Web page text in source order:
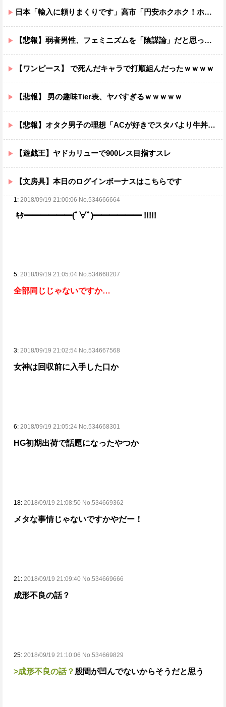
日本「輸入に頼りまくりです」高市「円安ホクホク！ホクホクゥ！」←
【悲報】弱者男性、フェミニズムを「陰謀論」だと思っていたｗｗｗｗ
【ワンピース】 で死んだキャラで打順組んだったｗｗｗｗ
【悲報】 男の趣味Tier表、ヤバすぎるｗｗｗｗｗ
【悲報】オタク男子の理想「ACが好きでスタバより牛丼屋に行きたがる女」、この銀河に1人も存在しないｗｗｗｗ
【遊戯王】ヤドカリューで900レス目指すスレ
【文房具】本日のログインボーナスはこちらです
1: 2018/09/19 21:00:06 No.534666664
ｷﾀ━━━━━━(ﾟ∀ﾟ)━━━━━━ !!!!!
5: 2018/09/19 21:05:04 No.534668207
全部同じじゃないですか…
3: 2018/09/19 21:02:54 No.534667568
女神は回収前に入手した口か
6: 2018/09/19 21:05:24 No.534668301
HG初期出荷で話題になったやつか
18: 2018/09/19 21:08:50 No.534669362
メタな事情じゃないですかやだー！
21: 2018/09/19 21:09:40 No.534669666
成形不良の話？
25: 2018/09/19 21:10:06 No.534669829
>成形不良の話？ 股間が凹んでないからそうだと思う